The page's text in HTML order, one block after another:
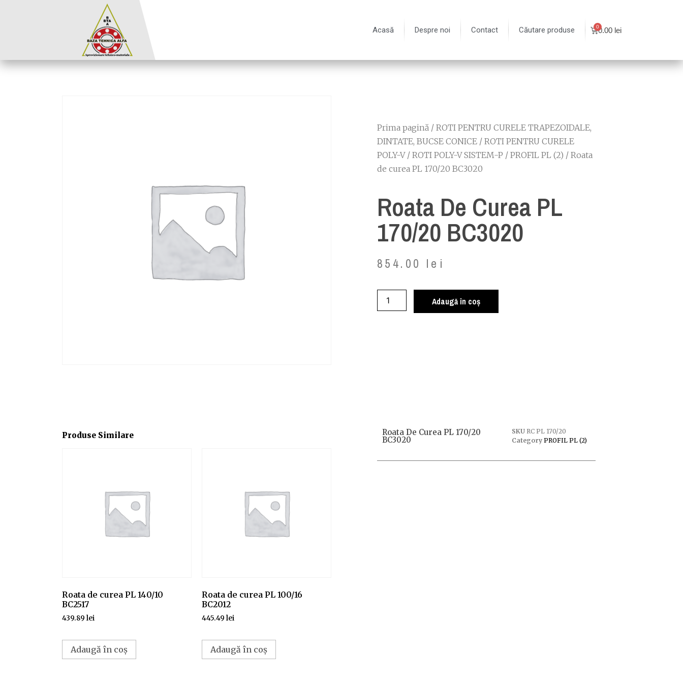
Acasă Despre noi Contact Căutare produse 0.00 lei
Prima pagină / ROTI PENTRU CURELE TRAPEZOIDALE,
DINTATE, BUCSE CONICE / ROTI PENTRU CURELE
POLY-V/ ROTI POLY-V SISTEM-P / PROFIL PL (2) / Roata
de curea PL 170/20 BC3020
Roata De Curea PL
170/20 BC3020
854.00 lei
Adaugă în coș
Produse Similare
Roata de curea PL 140/10
BC2517
439.89 lei
Adaugă în coș
Roata de curea PL 100/16
BC2012
445.49 lei
Adaugă în coș
Roata De Curea PL 170/20
BC3020
SKU RC PL 170/20
Category PROFIL PL (2)